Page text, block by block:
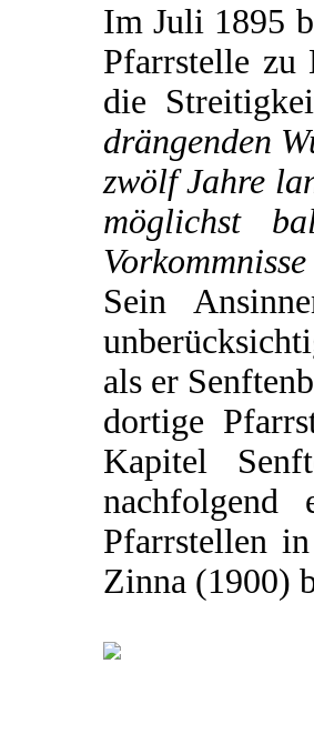
Im Juli 1895
Pfarrstelle zu
die
drängenden
zwölf Jahre
möglichst
Sein
als er
dortige
Kapitel
nachfolgend
Pfarrstellen
Zinna (1900)